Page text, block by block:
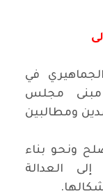
في
مبنى مجلس
ومطالبين
ونحو بناء
العدالة
.